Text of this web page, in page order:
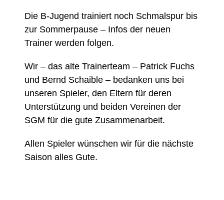
Die B-Jugend trainiert noch Schmalspur bis
zur Sommerpause – Infos der neuen
Trainer werden folgen.
Wir – das alte Trainerteam – Patrick Fuchs
und Bernd Schaible – bedanken uns bei
unseren Spieler, den Eltern für deren
Unterstützung und beiden Vereinen der
SGM für die gute Zusammenarbeit.
Allen Spieler wünschen wir für die nächste
Saison alles Gute.